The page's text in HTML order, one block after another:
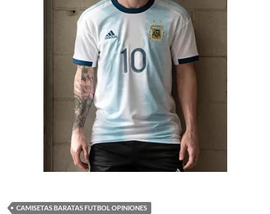
CAMISETAS BARATAS FUTBOL OPINIONES